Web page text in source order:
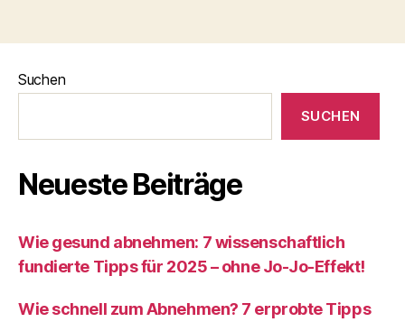
Suchen
SUCHEN
Neueste Beiträge
Wie gesund abnehmen: 7 wissenschaftlich
fundierte Tipps für 2025 – ohne Jo-Jo-Effekt!
Wie schnell zum Abnehmen? 7 erprobte Tipps